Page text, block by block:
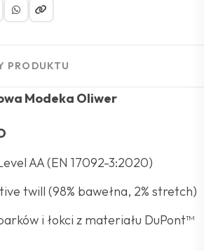
PRODUKTU
Modeka Oliwer
AA (EN 17092-3:2020)
twill (98% bawełna, 2% stretch)
i łokci z materiału DuPont™